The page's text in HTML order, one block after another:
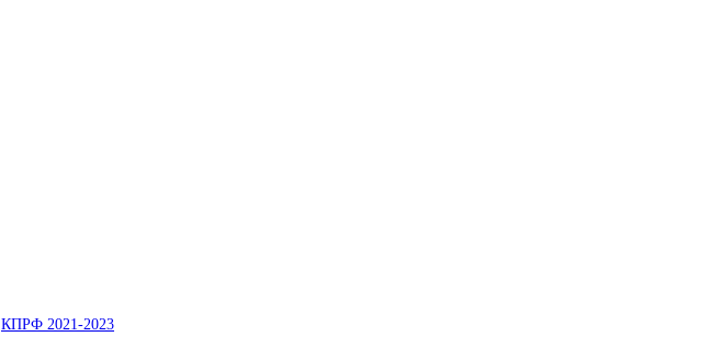
КПРФ 2021-2023